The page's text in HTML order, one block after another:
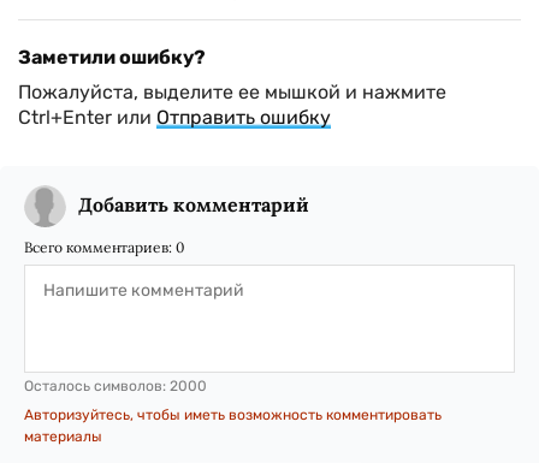
Заметили ошибку?
Пожалуйста, выделите ее мышкой и нажмите
Ctrl+Enter или Отправить ошибку
Добавить комментарий
Всего комментариев: 0
Осталось символов: 2000
Авторизуйтесь, чтобы иметь возможность комментировать
материалы